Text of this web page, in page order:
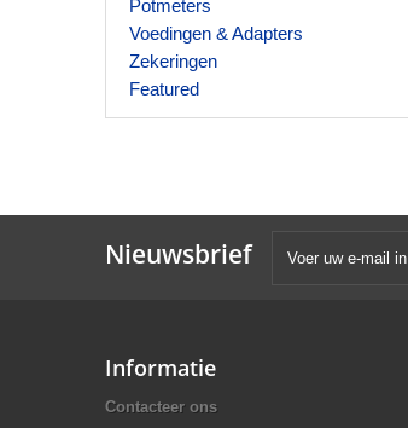
Potmeters
Voedingen & Adapters
Zekeringen
Featured
Nieuwsbrief
Informatie
Contacteer ons